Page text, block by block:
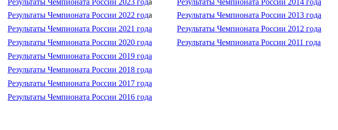
Результаты Чемпионата России 2023 года
Результаты Чемпионата России 2014 года
Результаты Чемпионата России 2022 года
Результаты Чемпионата России 2013 года
Результаты Чемпионата России 2021 года
Результаты Чемпионата России 2012 года
Результаты Чемпионата России 2020 года
Результаты Чемпионата России 2011 года
Результаты Чемпионата России 2019 года
Результаты Чемпионата России 2018 года
Результаты Чемпионата России 2017 года
Результаты Чемпионата России 2016 года